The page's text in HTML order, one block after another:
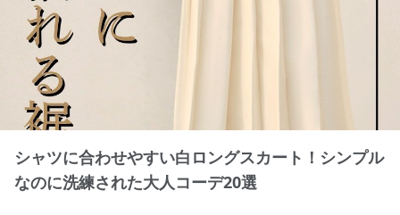
シャツに合わせやすい白ロングスカート！シンプル
なのに洗練された大人コーデ20選